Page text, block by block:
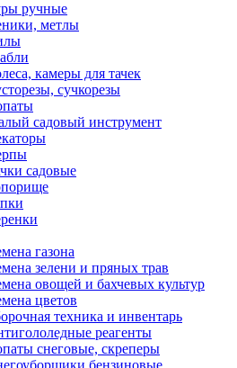
ручные
метлы
камеры для тачек
сучкорезы
садовый инструмент
садовые
газона
зелени и пряных трав
овощей и бахчевых культур
цветов
техника и инвентарь
реагенты
снеговые, скреперы
бензиновые